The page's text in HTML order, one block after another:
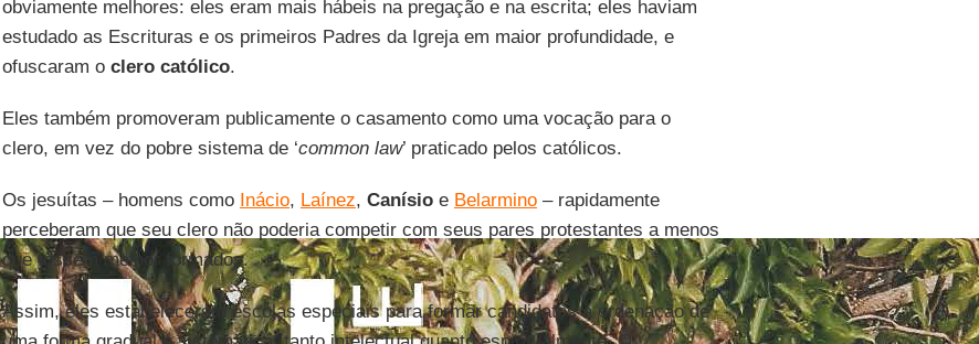
obviamente melhores: eles eram mais hábeis na pregação e na escrita; eles haviam
estudado as Escrituras e os primeiros Padres da Igreja em maior profundidade, e
ofuscaram o clero católico.
Eles também promoveram publicamente o casamento como uma vocação para o
clero, em vez do pobre sistema de ‘common law’ praticado pelos católicos.
Os jesuítas – homens como Inácio, Laínez, Canísioe Belarmino– rapidamente
perceberam que seu clero não poderia competir com seus pares protestantes a menos
que fossem melhor formados.
Assim, eles estabeleceram escolas especiais para formar candidatos à ordenação de